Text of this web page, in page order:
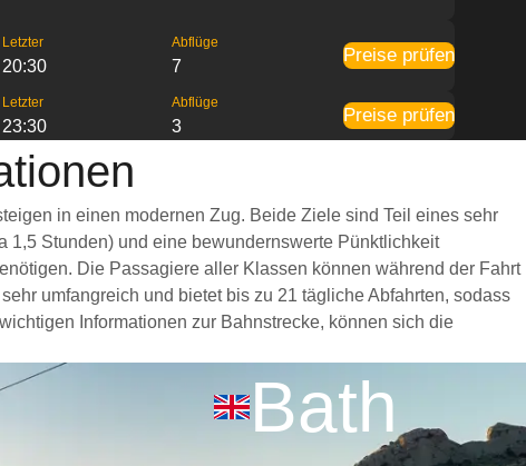
Letzter
20:30
Abflüge
7
Preise prüfen
Letzter
23:30
Abflüge
3
Preise prüfen
in einen modernen Zug. Beide Ziele sind Teil eines sehr
1,5 Stunden) und eine bewundernswerte Pünktlichkeit
Die Passagiere aller Klassen können während der Fahrt
umfangreich und bietet bis zu 21 tägliche Abfahrten, sodass
Informationen zur Bahnstrecke, können sich die
Bath